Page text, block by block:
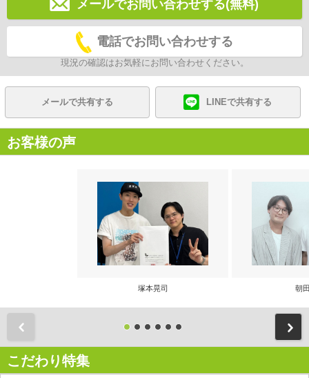
メールでお問い合わせする(無料)
電話でお問い合わせする
現況の確認はお気軽にお問い合わせください。
メールで共有する LINEで共有する
お客様の声
塚本晃司 朝
こだわり特集